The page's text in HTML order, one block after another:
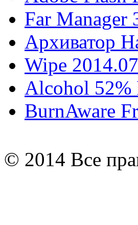
Far Manager
Архиватор
Wipe 2014.07
Alcohol 52%
BurnAware
© 2014 Все